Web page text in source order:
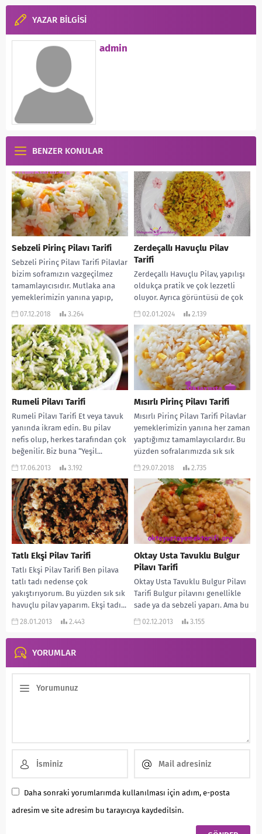
YAZAR BİLGİSİ
admin
BENZER KONULAR
Sebzeli Pirinç Pilavı Tarifi
Sebzeli Pirinç Pilavı Tarifi Pilavlar
bizim soframızın vazgeçilmez
tamamlayıcısıdır. Mutlaka ana
yemeklerimizin yanına yapıp,
tüketiriz. Bu gün de sizlere çok...
07.12.2018 3.264
Zerdeçallı Havuçlu Pilav
Tarifi
Zerdeçallı Havuçlu Pilav, yapılışı
oldukça pratik ve çok lezzetli
oluyor. Ayrıca görüntüsü de çok
güzel. Aynı zamanda oldukça da
02.01.2024 2.139
Rumeli Pilavı Tarifi
Rumeli Pilavı Tarifi Et veya tavuk
yanında ikram edin. Bu pilav
nefis olup, herkes tarafından çok
beğenilir. Biz buna “Yeşil...
17.06.2013 3.192
Mısırlı Pirinç Pilavı Tarifi
Mısırlı Pirinç Pilavı Tarifi Pilavlar
yemeklerimizin yanına her zaman
yaptığımız tamamlayıcılardır. Bu
yüzden sofralarımızda sık sık
bulunur. Bu gün de...
29.07.2018 2.735
Tatlı Ekşi Pilav Tarifi
Tatlı Ekşi Pilav Tarifi Ben pilava
tatlı tadı nedense çok
yakıştırıyorum. Bu yüzden sık sık
havuçlu pilav yaparım. Ekşi tadı...
28.01.2013 2.443
Oktay Usta Tavuklu Bulgur
Pilavı Tarifi
Oktay Usta Tavuklu Bulgur Pilavı
Tarifi Bulgur pilavını genellikle
sade ya da sebzeli yaparı. Ama bu
Oktay Usta’nın enfes bir...
02.12.2013 3.155
YORUMLAR
Daha sonraki yorumlarımda kullanılması için adım, e-posta
adresim ve site adresim bu tarayıcıya kaydedilsin.